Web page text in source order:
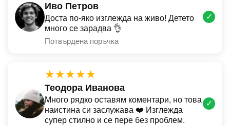
Иво Петров
Доста по-яко изглежда на живо! Детето
много се зарадва 👌
Потвърдена поръчка
✓
★★★★★
Теодора Иванова
Много рядко оставям коментари, но това
наистина си заслужава ❤️ Изглежда
супер стилно и се пере без проблем.
✓